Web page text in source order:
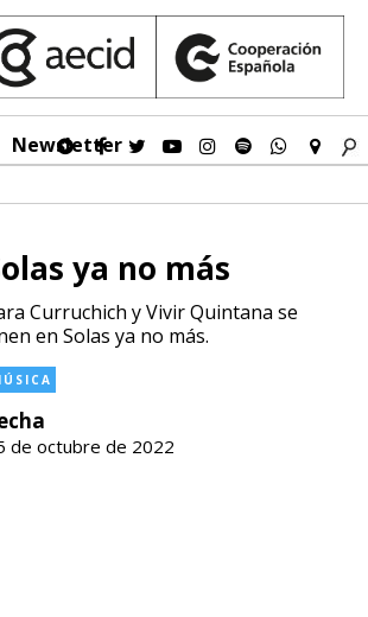
Newsletter
ya no más
Curruchich y Vivir Quintana se
en Solas ya no más.
de octubre de 2022